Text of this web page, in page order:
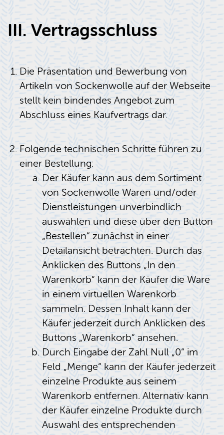
III. Vertragsschluss
Die Präsentation und Bewerbung von
Artikeln von Sockenwolle auf der Webseite
stellt kein bindendes Angebot zum
Abschluss eines Kaufvertrags dar.
Folgende technischen Schritte führen zu
einer Bestellung:
Der Käufer kann aus dem Sortiment
von Sockenwolle Waren und/oder
Dienstleistungen unverbindlich
auswählen und diese über den Button
„Bestellen“ zunächst in einer
Detailansicht betrachten. Durch das
Anklicken des Buttons „In den
Warenkorb“ kann der Käufer die Ware
in einem virtuellen Warenkorb
sammeln. Dessen Inhalt kann der
Käufer jederzeit durch Anklicken des
Buttons „Warenkorb“ ansehen.
Durch Eingabe der Zahl Null „0“ im
Feld „Menge“ kann der Käufer jederzeit
einzelne Produkte aus seinem
Warenkorb entfernen. Alternativ kann
der Käufer einzelne Produkte durch
Auswahl des entsprechenden